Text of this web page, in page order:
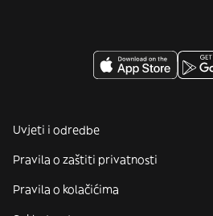
Uvjeti i odredbe
Pravila o zaštiti privatnosti
Pravila o kolačićima